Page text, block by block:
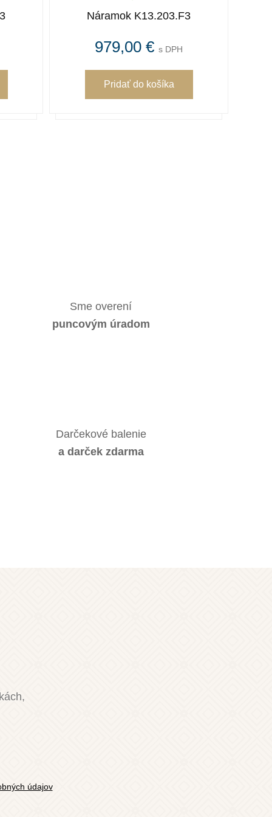
Náramok K13.203.F3
979,00 € s DPH
Pridaťdo košíka
Sme overení
puncovým úradom
Darčekové balenie
a darček zdarma
údajov